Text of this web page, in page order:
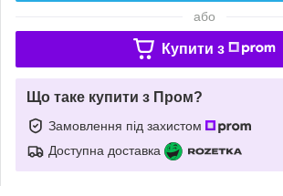
або
Купити з
Що таке купити з Пром?
Замовлення під захистом
Доступна доставка